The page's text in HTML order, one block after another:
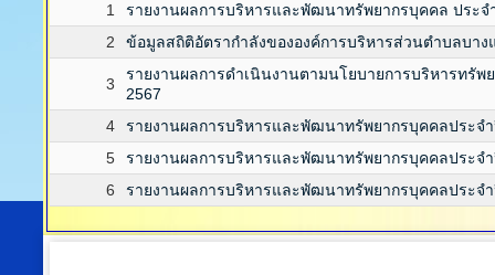
1
รายงานผลการบริหารและพัฒนาทรัพยากรบุคคล ประ
2
ข้อมูลสถิติอัตรากำลังขององค์การบริหารส่วนตำบลบาง
3
รายงานผลการดำเนินงานตามนโยบายการบริหารทรั
2567
4
รายงานผลการบริหารและพัฒนาทรัพยากรบุคคลประจ
5
รายงานผลการบริหารและพัฒนาทรัพยากรบุคคลประจ
6
รายงานผลการบริหารและพัฒนาทรัพยากรบุคคลประจ